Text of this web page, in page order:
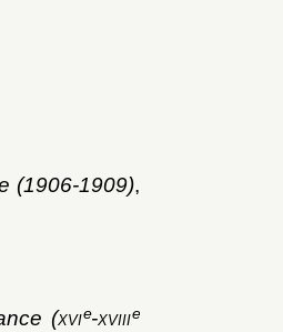
(1906-1909),
(xvie-xviiie